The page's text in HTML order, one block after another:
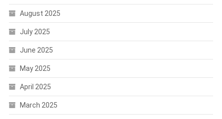
August 2025
July 2025
June 2025
May 2025
April 2025
March 2025